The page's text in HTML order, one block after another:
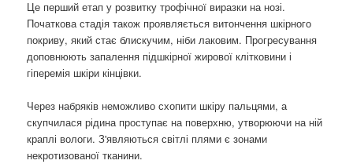
Це перший етап у розвитку трофічної виразки на нозі.
Початкова стадія також проявляється витончення шкірного
покриву, який стає блискучим, ніби лаковим. Прогресування
доповнюють запалення підшкірної жирової клітковини і
гіперемія шкіри кінцівки.
Через набряків неможливо схопити шкіру пальцями, а
скупчилася рідина проступає на поверхню, утворюючи на ній
краплі вологи. З'являються світлі плями є зонами
некротизованої тканини.